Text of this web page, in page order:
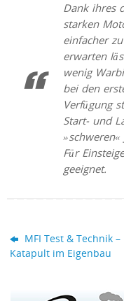
Dank ihres
starken
einfacher
erwarten
wenig
bei den
Verfügung
Start- und
Für
geeignet.
MFI Test & Technik –
Katapult im Eigenbau